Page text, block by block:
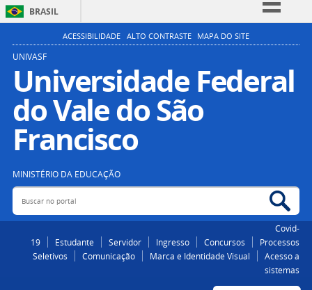
BRASIL
Simplifique!
Participe
Acesso à informação
Legislação
ACESSIBILIDADE ALTO CONTRASTE MAPA DO SITE
UNIVASF
Universidade Federal
do Vale do São
Francisco
MINISTÉRIO DA EDUCAÇÃO
Buscar no portal
Covid-
19
Estudante Servidor Ingresso Concursos
Processos
Seletivos
Comunicação Marca e Identidade Visual
Acesso a
sistemas